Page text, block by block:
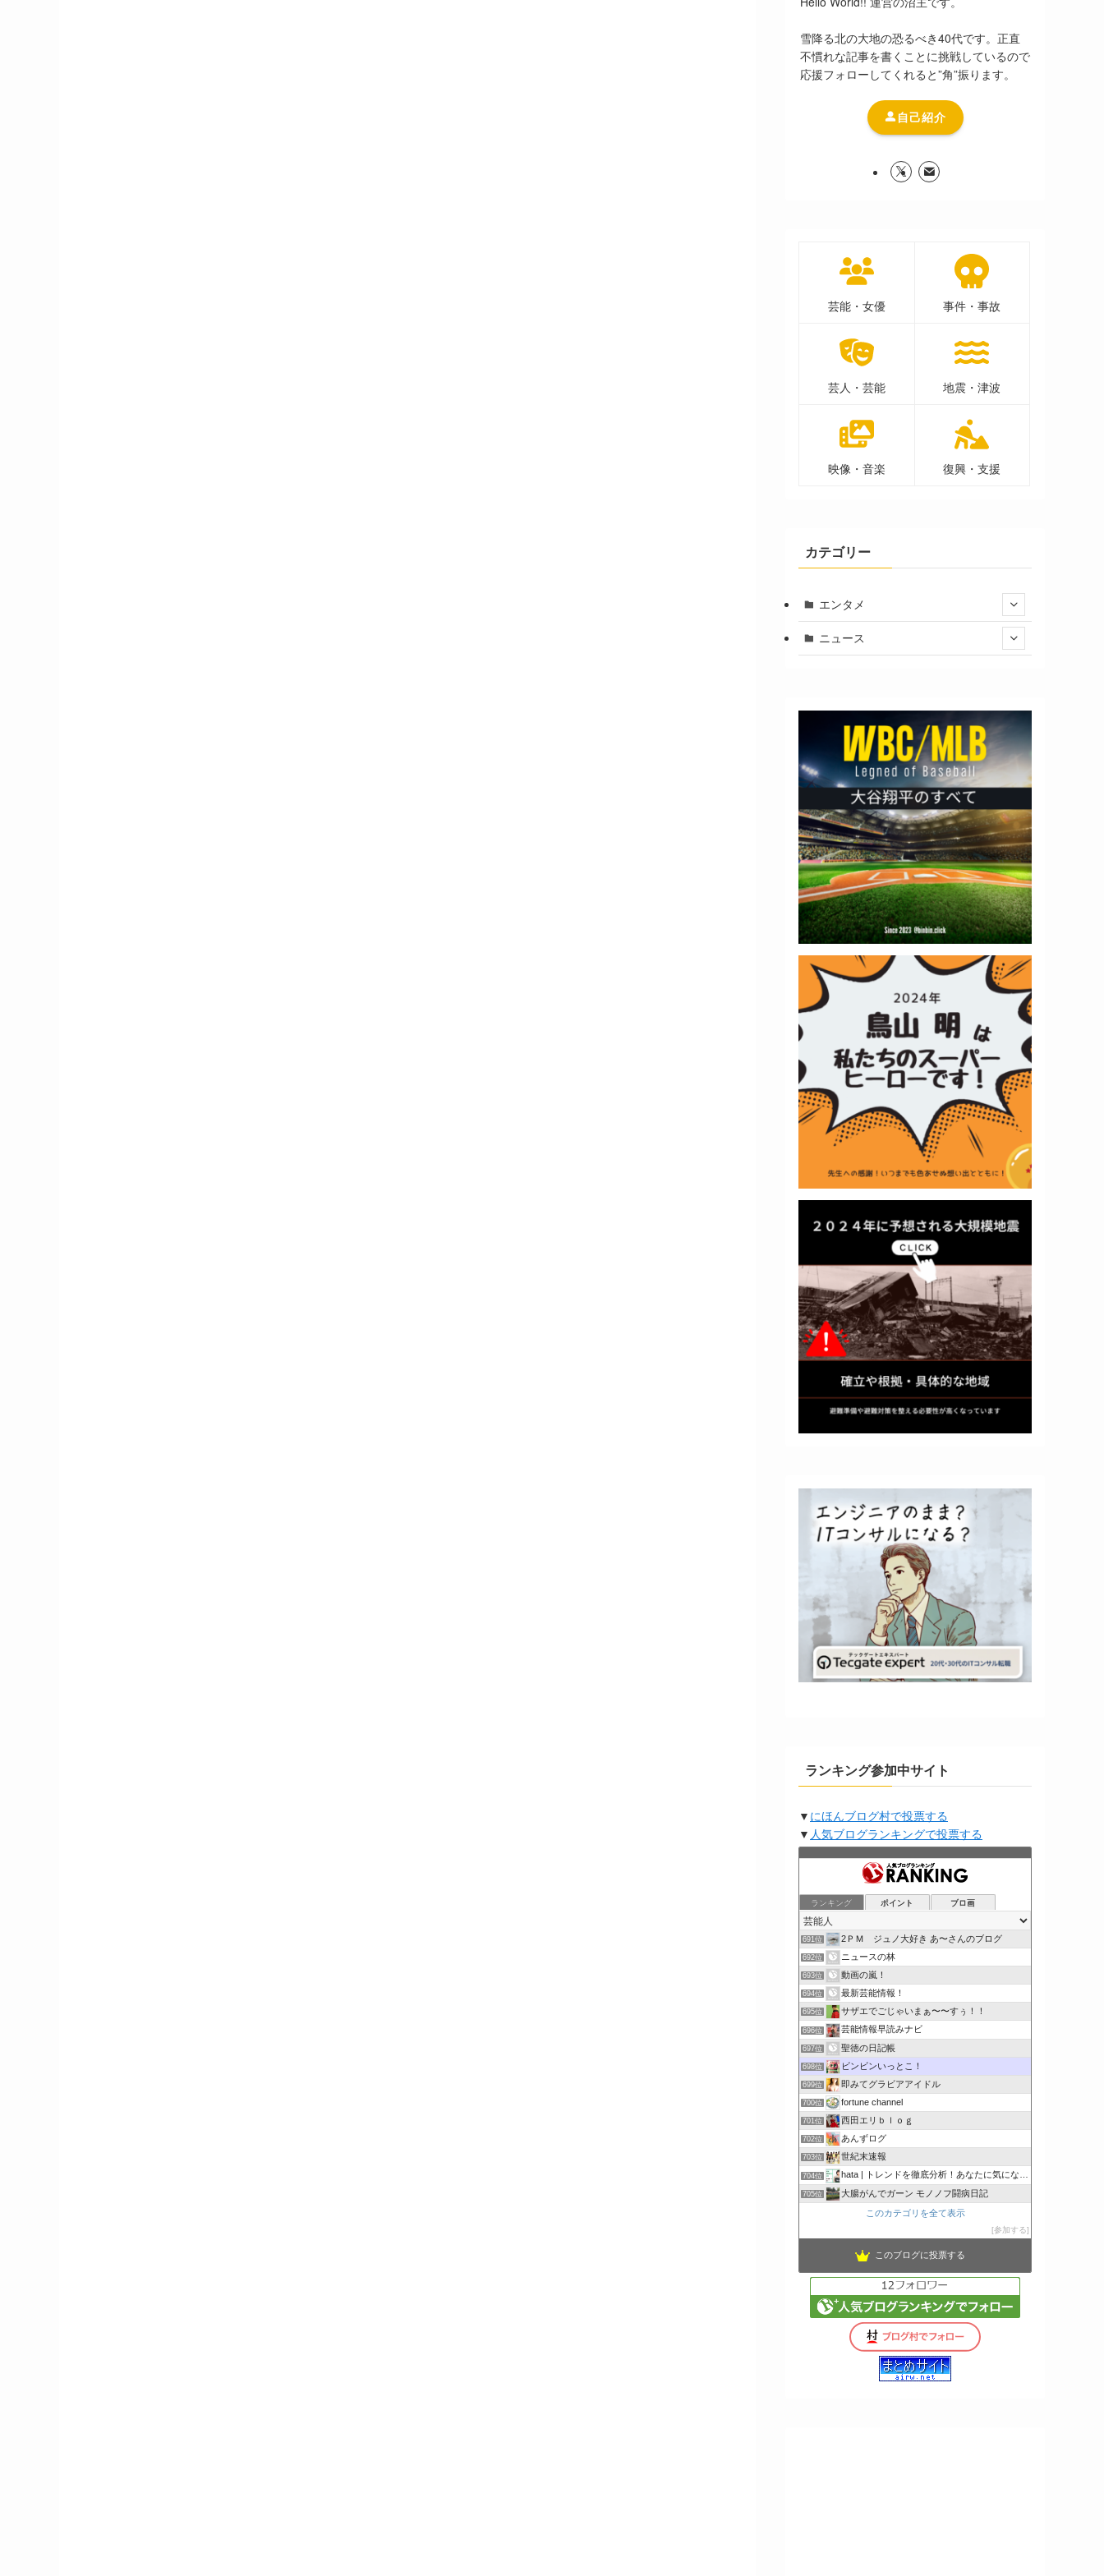
雪降る北の大地の恐るべき40代です。正直
不慣れな記事を書くことに挑戦しているので
応援フォローしてくれると”角”振ります。
自己紹介
芸能・女優 事件・事故
芸人・芸能 地震・津波
映像・音楽 復興・支援
カテゴリー
エンタメ
ニュース
ランキング参加中サイト
▼ にほんブログ村で投票する
▼ 人気ブログランキングで投票する
ランキング ポイント ブロ画
691位 2ＰＭ ジュノ大好き あ〜さんのブログ
692位 ニュースの林
693位 動画の嵐！
694位 最新芸能情報！
695位 サザエでごじゃいまぁ〜〜すぅ！！
696位 芸能情報早読みナビ
697位 聖徳の日記帳
698位 ビンビンいっとこ！
699位 即みてグラビアアイドル
700位 fortune channel
701位 西田エリｂｌｏｇ
702位 あんずログ
703位 世紀末速報
704位 hata | トレンドを徹底分析！あなたに気になるここで解決
705位 大腸がんでガーン モノノフ闘病日記
このカテゴリを全て表示
参加する
このブログに投票する